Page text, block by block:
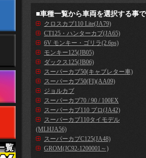
■車種一覧から車両を選択する事
クロスカブ110 Lite(JA79)
CT125・ハンターカブ(JA65)
6V モンキー・ゴリラ(2.6ps)
モンキー125(JB05)
ダックス125(JB06)
スーパーカブ50(キャブレター車)
スーパーカブ50(FI)(AA09)
ジョルカブ
スーパーカブ70 / 90 / 100EX
スーパーカブ110 プロ(JA42)
スーパーカブ110タイモデル
(MLHJA56)
スーパーカブC125(JA48)
GROM(JC92-1200001～)